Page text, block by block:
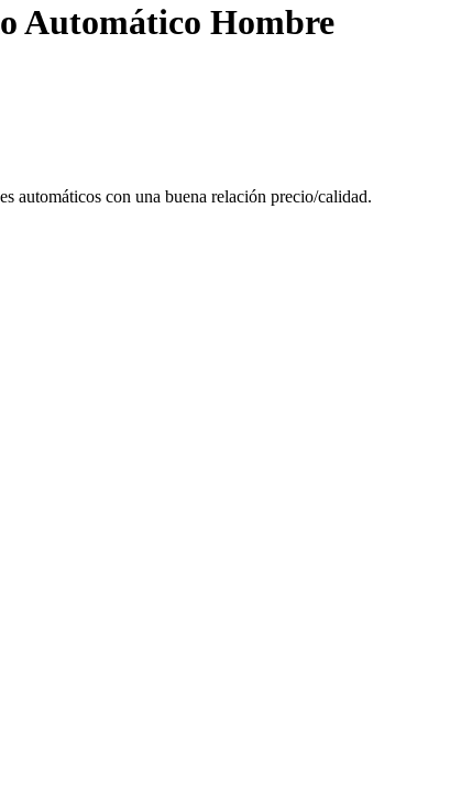
Automático Hombre
automáticos con una buena relación precio/calidad.